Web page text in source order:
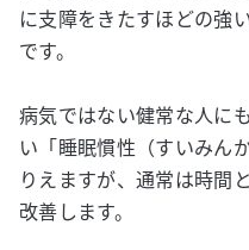
に支障をきたすほどの強
です。
病気ではない健常な人に
い「睡眠慣性（すいみん
りえますが、通常は時間
改善します。